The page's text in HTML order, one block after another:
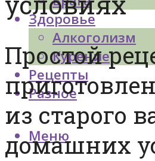
Здоровье
Алкоголизм
Курение
Рецепты
Разное
Меню
Простой
из старого
домашних